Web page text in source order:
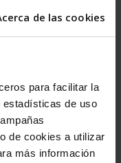
de las cookies
para facilitar la
estadísticas de uso
de cookies a utilizar
más información